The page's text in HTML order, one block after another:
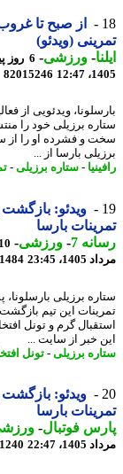
از صبح تا غروب با
(ویدئو)
-ورزشی-
82015246
ویدئویی از فعالیت
برزیلی خود را منتشر
بارسا از ...
-ستاره برزیلی-
ویدئو: بازگشت
بارسا
7
-ورزشی-
23:45
برزیلی بارسلونا، پس
این تیم بازگشت و
گرم و تونل افتخار
خبر از سایت ...
برزیلی-تونل افتخار-
ویدئو: بازگشت
بارسا
فوتبال-ورزشی-
22:47